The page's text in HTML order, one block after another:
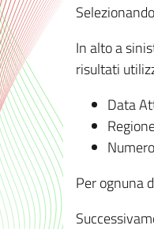
In alto a
risultati
Data
Per ognuna